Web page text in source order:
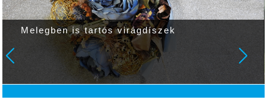
Melegben is tartós virágdíszek